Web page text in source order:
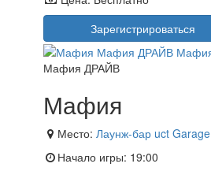
Зарегистрироваться
Мафия ДРАЙВ
Мафия
Место: Лаунж-бар uct Garage
Начало игры: 19:00